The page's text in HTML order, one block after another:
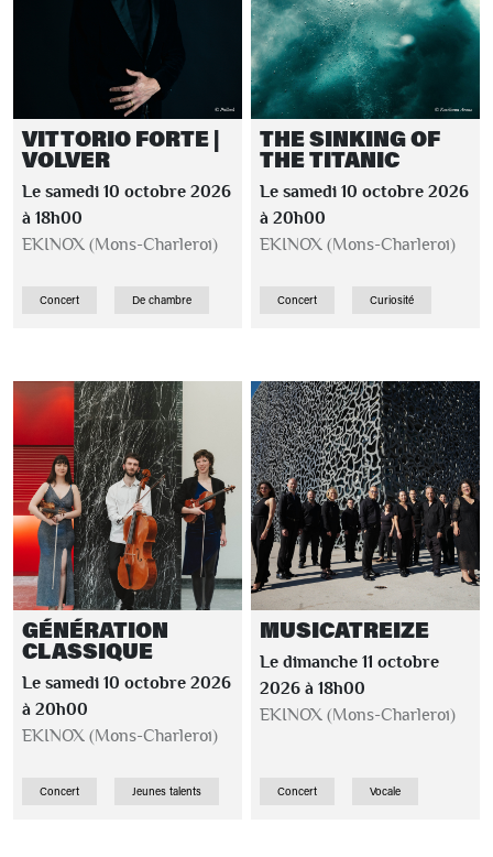
VITTORIO FORTE |
VOLVER
Le samedi 10 octobre 2026
à 18h00
EKINOX (Mons-Charleroi)
Concert De chambre
THE SINKING OF
THE TITANIC
Le samedi 10 octobre 2026
à 20h00
EKINOX (Mons-Charleroi)
Concert Curiosité
GÉNÉRATION
CLASSIQUE
Le samedi 10 octobre 2026
à 20h00
EKINOX (Mons-Charleroi)
Concert Jeunes talents
MUSICATREIZE
Le dimanche 11 octobre
2026 à 18h00
EKINOX (Mons-Charleroi)
Concert Vocale